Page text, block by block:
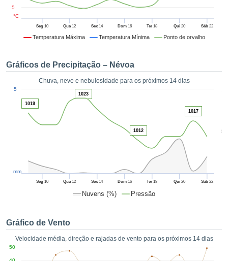
digital
fornecer-
de alta
o
no
como
ACEITAR
CONTINUAR
Temperatura Máxima Temperatura Mínima Ponto de orvalho
Seg10 Qua12 Sex 14 Dom16 Ter 18 Qui 20 Sáb22
5
°C
Gráficos de Precipitação – Névoa
Chuva, neve e nebulosidade para os próximos 14 dias
Nuvens (%) Pressão
50
Seg10 Qua12 Sex 14 Dom16 Ter 18 Qui 20 Sáb22
5
mm
1019
1023
1012
1017
Gráfico de Vento
Velocidade média, direção e rajadas de vento para os próximos 14 dias
50